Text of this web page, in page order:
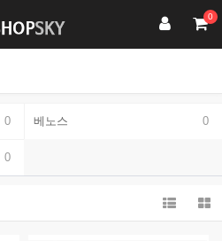
0
0 베노스 0
0